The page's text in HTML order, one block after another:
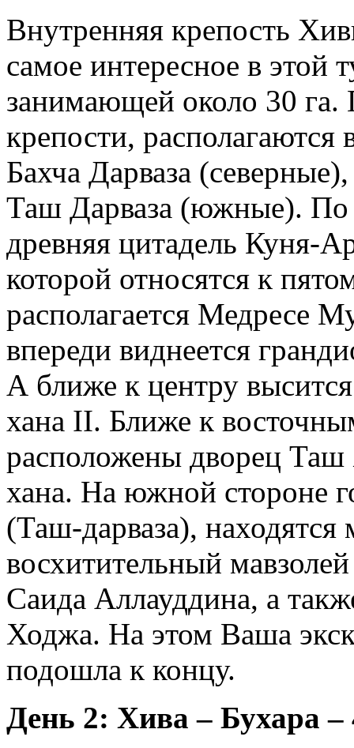
Внутренняя крепость
самое интересное в этой
занимающей около 30 га.
крепости, располагаются
Бахча Дарваза
Таш Дарваза (южные). По
древняя цитадель Куня-
которой относятся к
располагается Медресе
впереди виднеется
А ближе к центру
хана II. Ближе к
расположены дворец
хана. На южной стороне
(Таш-дарваза),
восхитительный
Саида Аллауддина, а
Ходжа. На этом Ваша
подошла к концу.
День 2: Хива – Бухара –